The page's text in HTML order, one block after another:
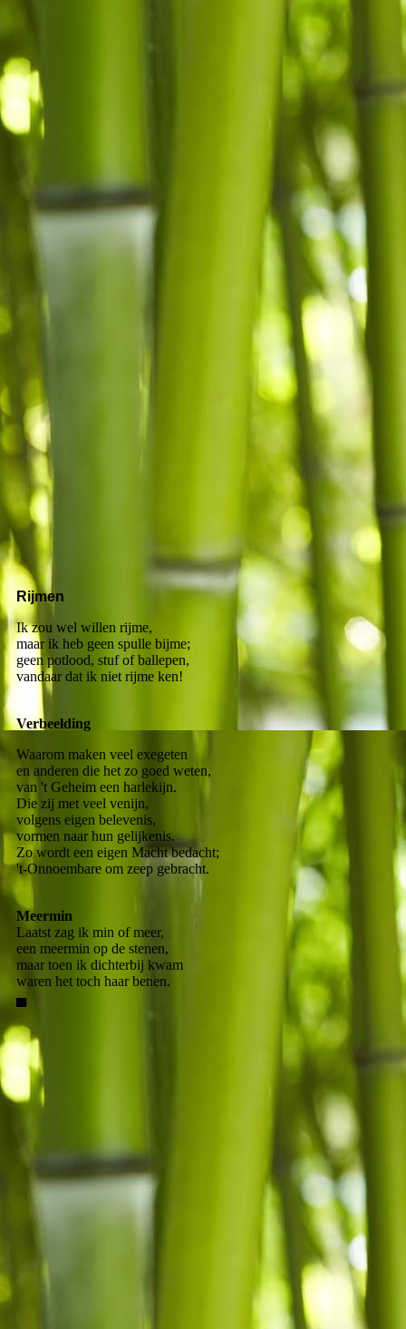
Rijmen
Ik zou wel willen rijme,
maar ik heb geen spulle bijme;
geen potlood, stuf of ballepen,
vandaar dat ik niet rijme ken!
Verbeelding
Waarom maken veel exegeten
en anderen die het zo goed weten,
van 't Geheim een harlekijn.
Die zij met veel venijn,
volgens eigen belevenis,
vormen naar hun gelijkenis.
Zo wordt een eigen Macht bedacht;
't-Onnoembare om zeep gebracht.
Meermin
Laatst zag ik min of meer,
een meermin op de stenen,
maar toen ik dichterbij kwam
waren het toch haar benen.
▄